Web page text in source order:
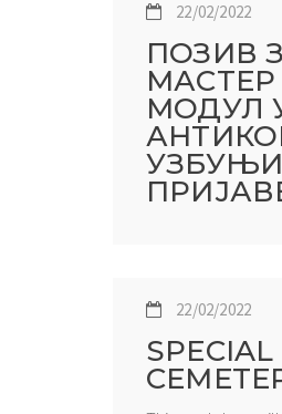
22/02/2022
ПОЗИВ
МОДУЛ
22/02/2022